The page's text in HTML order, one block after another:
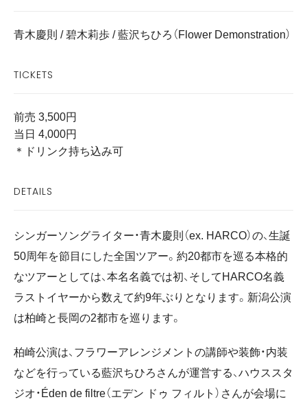
青木慶則 / 碧木莉歩 / 藍沢ちひろ（Flower Demonstration）
TICKETS
前売 3,500円
当日 4,000円
＊ドリンク持ち込み可
DETAILS
シンガーソングライター・青木慶則（ex. HARCO）の、生誕
50周年を節目にした全国ツアー。約20都市を巡る本格的
なツアーとしては、本名名義では初、そしてHARCO名義
ラストイヤーから数えて約9年ぶりとなります。新潟公演
は柏崎と長岡の2都市を巡ります。
柏崎公演は、フラワーアレンジメントの講師や装飾・内装
などを行っている藍沢ちひろさんが運営する、ハウススタ
ジオ・Éden de filtre（エデン ドゥ フィルト）さんが会場に